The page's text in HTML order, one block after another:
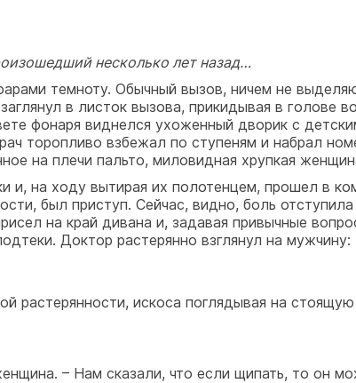
несколько лет назад…
темноту. Обычный вызов, ничем не
в листок вызова, прикидывая в
фонаря виднелся ухоженный дворик с
торопливо взбежал по ступеням и набрал
на плечи пальто, миловидная хрупкая
и, на ходу вытирая их полотенцем, прошел в
был приступ. Сейчас, видно, боль
на край дивана и, задавая привычные
Доктор растерянно взглянул на мужчину:
растерянности, искоса поглядывая на
– Нам сказали, что если щипать, то он